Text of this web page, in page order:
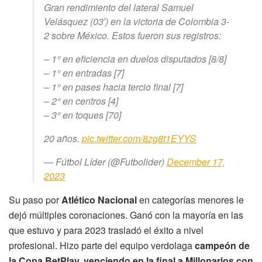
Gran rendimiento del lateral Samuel
Velásquez (03′) en la victoria de Colombia 3-
2 sobre México. Estos fueron sus registros:
– 1° en eficiencia en duelos disputados [8/8]
– 1° en entradas [7]
– 1° en pases hacia tercio final [7]
– 2° en centros [4]
– 3° en toques [70]
20 años. pic.twitter.com/8zg8t1EYYS
— Fútbol Líder (@Futbolider)December 17,
2023
Su paso porAtlético Nacionalen categorías menores le
dejó múltiples coronaciones. Ganó con la mayoría en las
que estuvo y para 2023 trasladó el éxito a nivel
profesional. Hizo parte del equipo verdolagacampeón de